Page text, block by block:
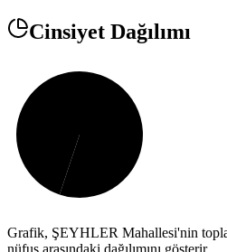
Cinsiyet Dağılımı
Grafik, ŞEYHLER Mahallesi'nin